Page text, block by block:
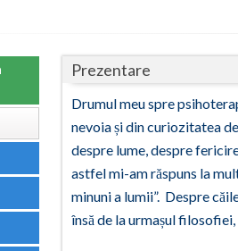
Prezentare
Drumul meu spre
nevoia și din curiozitatea
despre lume, despre
astfel mi-am răspuns la
minuni a lumii”. Despre
însă de la urmașul